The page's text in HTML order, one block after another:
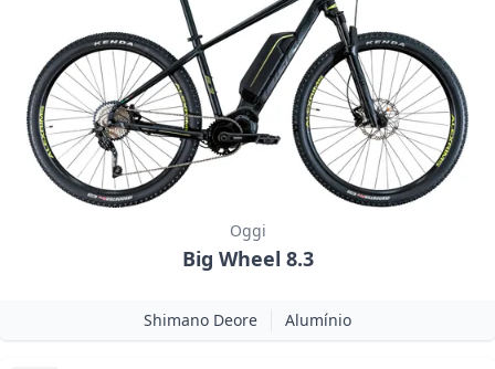
Oggi
Big Wheel 8.3
Shimano Deore Alumínio